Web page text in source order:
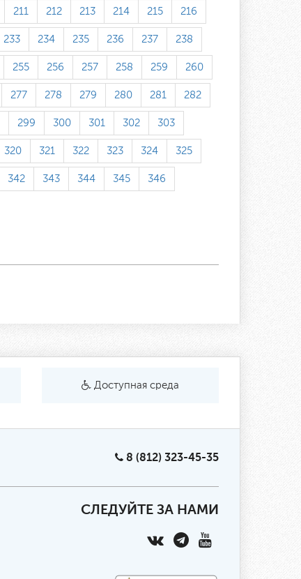
211 212 213 214 215 216
233 234 235 236 237 238
255 256 257 258 259 260
277 278 279 280 281 282
299 300 301 302 303
320 321 322 323 324 325
342 343 344 345 346
Доступная среда
8 (812) 323-45-35
СЛЕДУЙТЕ ЗА НАМИ